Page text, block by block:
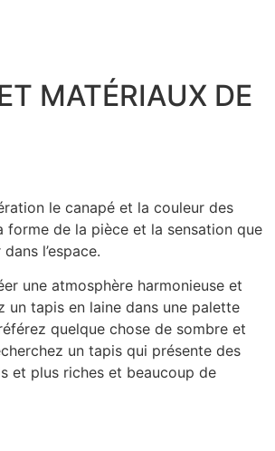
MATÉRIAUX DE
le canapé et la couleur des
forme de la pièce et la sensation que
l’espace.
une atmosphère harmonieuse et
un tapis en laine dans une palette
quelque chose de sombre et
un tapis qui présente des
et plus riches et beaucoup de